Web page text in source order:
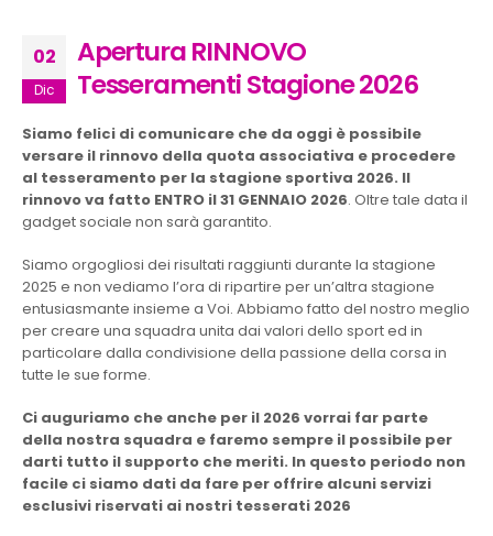
02
Dic
Apertura RINNOVO
Tesseramenti Stagione 2026
Siamo felici di comunicare che da oggi è possibile
versare il rinnovo della quota associativa e procedere
al tesseramento per la stagione sportiva 2026. Il
rinnovo va fatto ENTRO il 31 GENNAIO 2026. Oltre tale data il
gadget sociale non sarà garantito.
Siamo orgogliosi dei risultati raggiunti durante la stagione
2025 e non vediamo l’ora di ripartire per un’altra stagione
entusiasmante insieme a Voi. Abbiamo fatto del nostro meglio
per creare una squadra unita dai valori dello sport ed in
particolare dalla condivisione della passione della corsa in
tutte le sue forme.
Ci auguriamo che anche per il 2026 vorrai far parte
della nostra squadra e faremo sempre il possibile per
darti tutto il supporto che meriti. In questo periodo non
facile ci siamo dati da fare per offrire alcuni servizi
esclusivi riservati ai nostri tesserati 2026